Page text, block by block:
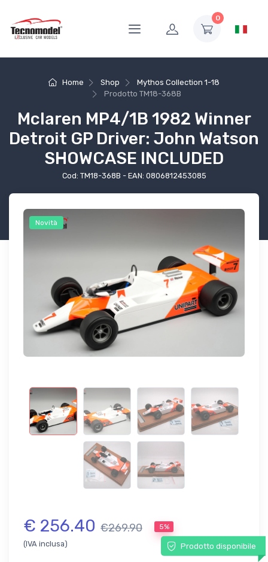
0
Home Shop
Mythos Collection 1-18
Prodotto TM18-368B
Mclaren MP4/1B 1982 Winner
Detroit GP Driver: John Watson
SHOWCASE INCLUDED
Cod: TM18-368B - EAN: 0806812453085
Novità
€ 256.40 €269.90 5%
(IVA inclusa) Prodotto disponibile